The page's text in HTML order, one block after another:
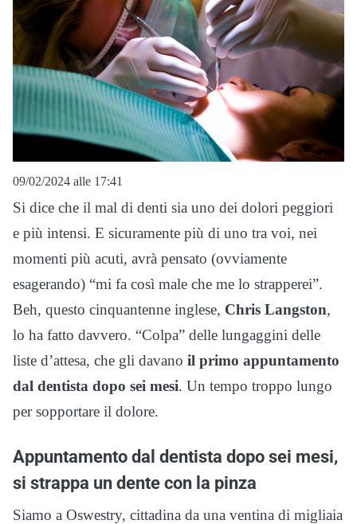
09/02/2024 alle 17:41
Si dice che il mal di denti sia uno dei dolori peggiori
e più intensi. E sicuramente più di uno tra voi, nei
momenti più acuti, avrà pensato (ovviamente
esagerando) “mi fa così male che me lo strapperei”.
Beh, questo cinquantenne inglese, Chris Langston,
lo ha fatto davvero. “Colpa” delle lungaggini delle
liste d’attesa, che gli davano il primo appuntamento
dal dentista dopo sei mesi. Un tempo troppo lungo
per sopportare il dolore.
Appuntamento dal dentista dopo sei mesi,
si strappa un dente con la pinza
Siamo a Oswestry, cittadina da una ventina di migliaia